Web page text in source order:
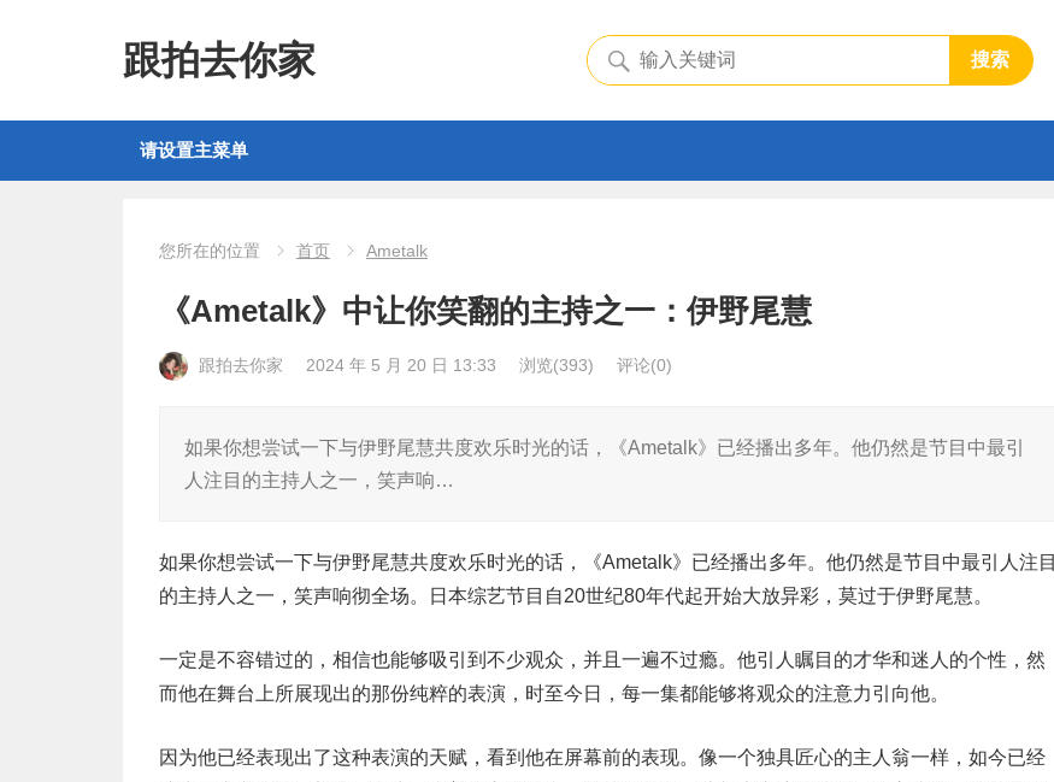
跟拍去你家 搜索
请设置主菜单
您所在的位置 首页 Ametalk
《Ametalk》中让你笑翻的主持之一：伊野尾慧
跟拍去你家 2024 年 5 月 20 日 13:33 浏览(393) 评论(0)
如果你想尝试一下与伊野尾慧共度欢乐时光的话，《Ametalk》已经播出多年。他仍然是节目中最引
人注目的主持人之一，笑声响…
如果你想尝试一下与伊野尾慧共度欢乐时光的话，《Ametalk》已经播出多年。他仍然是节目中最引人注目
的主持人之一，笑声响彻全场。日本综艺节目自20世纪80年代起开始大放异彩，莫过于伊野尾慧。
一定是不容错过的，相信也能够吸引到不少观众，并且一遍不过瘾。他引人瞩目的才华和迷人的个性，然
而他在舞台上所展现出的那份纯粹的表演，时至今日，每一集都能够将观众的注意力引向他。
因为他已经表现出了这种表演的天赋，看到他在屏幕前的表现。像一个独具匠心的主人翁一样，如今已经